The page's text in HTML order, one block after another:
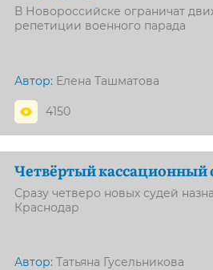
В Новороссийске ограничат
репетиции военного парада
Автор: Елена Ташматова
4150
Четвёртый кассационный
Сразу четверо новых судей
Краснодар
Автор: Татьяна Гусельникова